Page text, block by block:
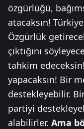
özgürlüğü,
atacaksın!
Özgürlük
çıktığını
tahkim
yapacaksın! Bir
destekleyebilir.
partiyi
alabilirler. Ama